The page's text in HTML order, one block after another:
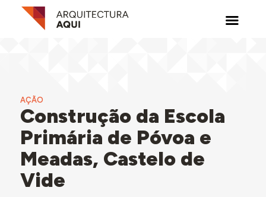
AÇÃO
Construção da Escola
Primária de Póvoa e
Meadas, Castelo de
Vide